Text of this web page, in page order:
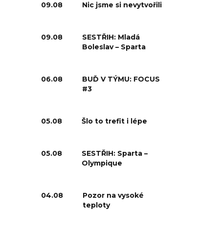
09.08 Nic jsme si nevytvořili
09.08
SESTŘIH: Mladá
Boleslav – Sparta
06.08
BUĎ V TÝMU: FOCUS
#3
05.08 Šlo to trefit i lépe
05.08
SESTŘIH: Sparta –
Olympique
04.08
Pozor na vysoké
teploty